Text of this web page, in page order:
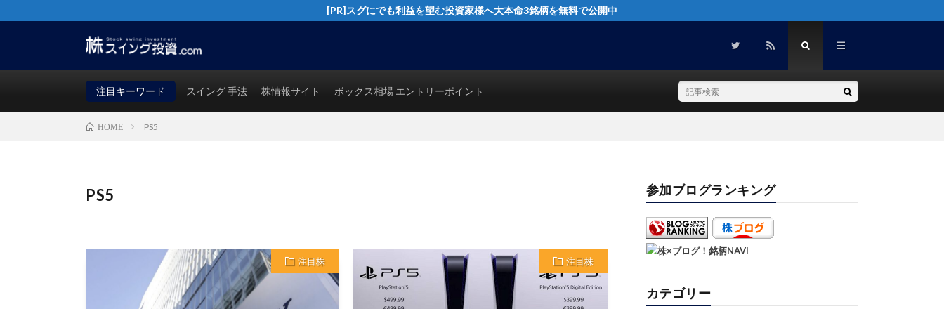
[PR]スグにでも利益を望む投資家様へ大本命3銘柄を無料で公開中
買い時・売り時も徹底検証！
注目キーワード スイング 手法 株情報サイト ボックス相場 エントリーポイント
HOME PS5
PS5
注目株 注目株
参加ブログランキング
カテゴリー